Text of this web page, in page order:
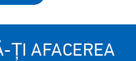
ȚI AFACEREA